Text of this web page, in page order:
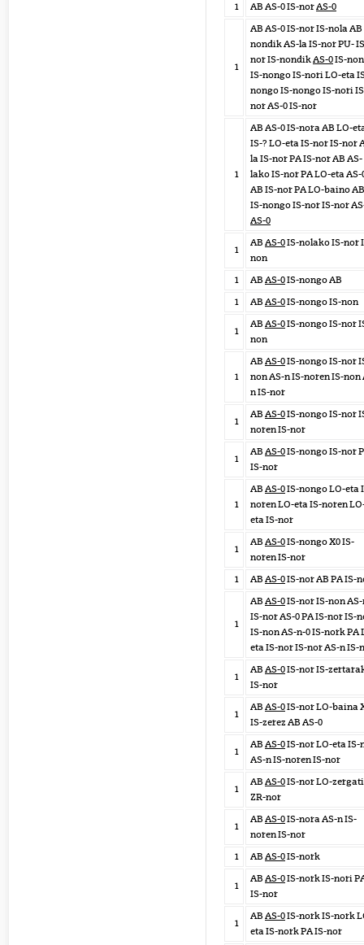
1
AB AS-0 IS-norAS-0
1
AB AS-0 IS-nor IS-nola AB
nondik AS-la IS-nor PU-
nor IS-nondikAS-0IS-
IS-nongo IS-nori LO-eta
nongo IS-nongo IS-nori
nor AS-0 IS-nor
1
AB AS-0 IS-nora AB LO-
IS-? LO-eta IS-nor IS-nor
la IS-nor PA IS-nor AB AS-
lako IS-nor PA LO-eta AS-
AB IS-nor PA LO-baino AB
IS-nongo IS-nor IS-nor
AS-0
1
AB AS-0IS-nolako IS-nor
non
1
AB AS-0IS-nongo AB
1
AB AS-0IS-nongo IS-non
1
AB AS-0IS-nongo IS-nor
non
1
AB AS-0IS-nongo IS-nor
non AS-n IS-noren IS-non
n IS-nor
1
AB AS-0IS-nongo IS-nor
noren IS-nor
1
AB AS-0IS-nongo IS-nor
IS-nor
1
AB AS-0IS-nongo LO-eta
noren LO-eta IS-noren
eta IS-nor
1
AB AS-0IS-nongo X0 IS-
noren IS-nor
1
AB AS-0IS-nor AB PA IS-
1
AB AS-0IS-nor IS-non
IS-nor AS-0 PA IS-nor IS-
IS-non AS-n-0 IS-nork PA
eta IS-nor IS-nor AS-n IS-
1
AB AS-0IS-nor IS-
IS-nor
1
AB AS-0IS-nor LO-baina
IS-zerez AB AS-0
1
AB AS-0IS-nor LO-eta IS-
AS-n IS-noren IS-nor
1
AB AS-0IS-nor LO-
ZR-nor
1
AB AS-0IS-nora AS-n IS-
noren IS-nor
1
AB AS-0IS-nork
1
AB AS-0IS-nork IS-nori
IS-nor
1
AB AS-0IS-nork IS-nork
eta IS-nork PA IS-nor